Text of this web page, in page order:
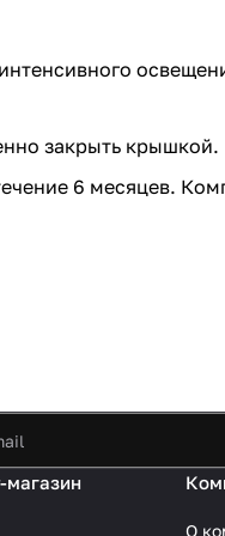
закрыть крышкой.
6 месяцев.
магазин
О